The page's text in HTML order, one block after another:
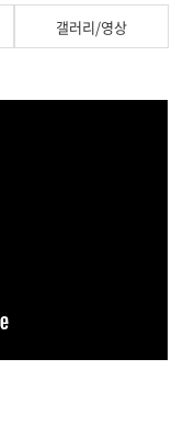
갤러리/영상